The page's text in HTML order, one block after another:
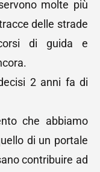
molte più
delle strade
di guida e
2 anni fa di
che abbiamo
di un portale
contribuire ad